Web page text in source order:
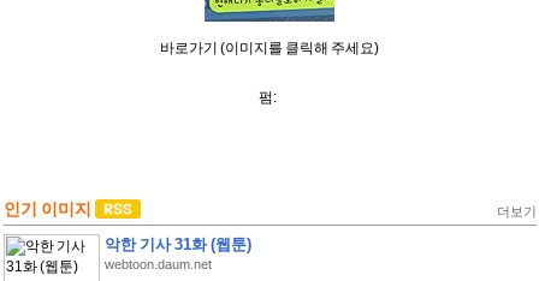
바로가기 (이미지를 클릭해 주세요)
펌:
인기 이미지 더보기
악한 기사 31화 (웹툰)
webtoon.daum.net